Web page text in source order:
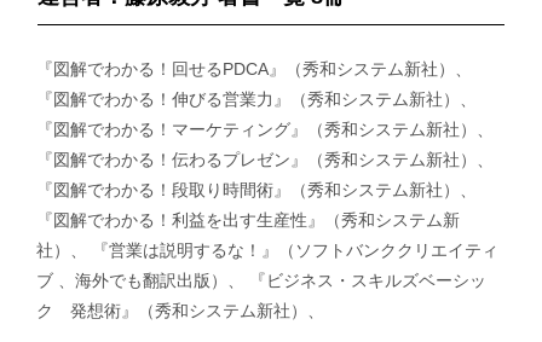
『図解でわかる！回せるPDCA』（秀和システム新社）、
『図解でわかる！伸びる営業力』（秀和システム新社）、
『図解でわかる！マーケティング』（秀和システム新社）、
『図解でわかる！伝わるプレゼン』（秀和システム新社）、
『図解でわかる！段取り時間術』（秀和システム新社）、
『図解でわかる！利益を出す生産性』（秀和システム新
社）、 『営業は説明するな！』（ソフトバンククリエイティ
ブ 、海外でも翻訳出版）、 『ビジネス・スキルズベーシッ
ク 発想術』（秀和システム新社）、